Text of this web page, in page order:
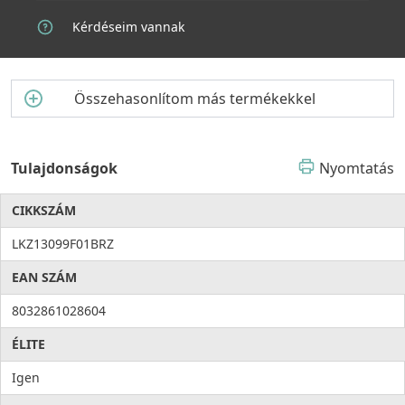
Kérdéseim vannak
Összehasonlítom más termékekkel
Tulajdonságok Nyomtatás
CIKKSZÁM
LKZ13099F01BRZ
EAN SZÁM
8032861028604
ÉLITE
Igen